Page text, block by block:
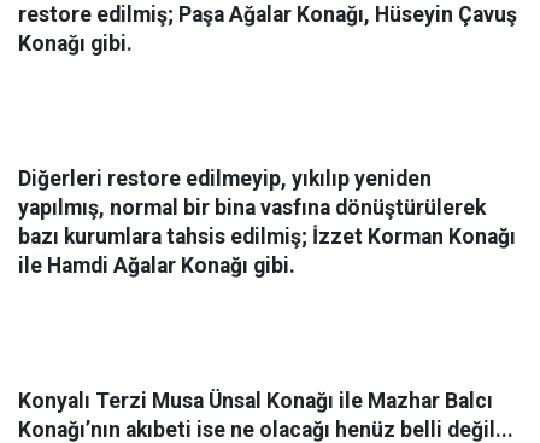
restore edilmiş; Paşa Ağalar Konağı, Hüseyin Çavuş
Konağı gibi.
Diğerleri restore edilmeyip, yıkılıp yeniden
yapılmış, normal bir bina vasfına dönüştürülerek
bazı kurumlara tahsis edilmiş; İzzet Korman Konağı
ile Hamdi Ağalar Konağı gibi.
Konyalı Terzi Musa Ünsal Konağı ile Mazhar Balcı
Konağı’nın akıbeti ise ne olacağı henüz belli değil...